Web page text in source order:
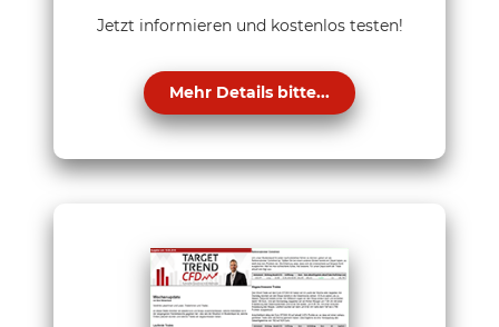
Jetzt informieren und kostenlos testen!
Mehr Details bitte...